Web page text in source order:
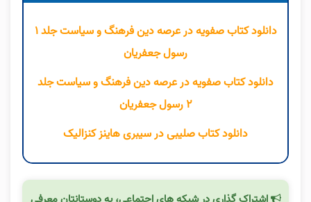
دانلود کتاب صفویه در عرصه دین فرهنگ و سیاست جلد ۱
رسول جعفریان
دانلود کتاب صفویه در عرصه دین فرهنگ و سیاست جلد
۲ رسول جعفریان
دانلود کتاب صلیبی در سیبری هاینز کنزالیک